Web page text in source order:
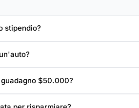
stipendio?
$50.000?